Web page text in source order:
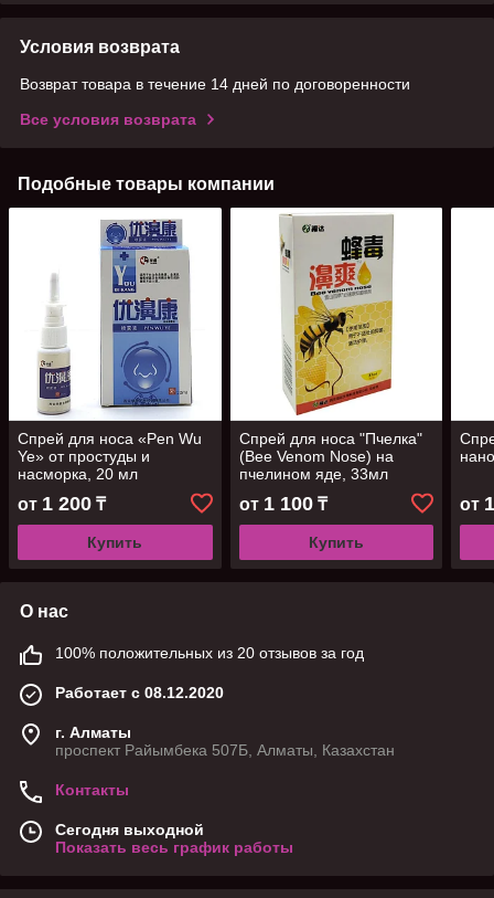
Условия возврата
Возврат товара в течение 14 дней по договоренности
Все условия возврата
Подобные товары компании
Спрей для носа «Pen Wu
Ye» от простуды и
насморка, 20 мл
от 1 200 ₸
Купить
Спрей для носа "Пчелка"
(Bee Venom Nose) на
пчелином яде, 33мл
от 1 100₸
Купить
от
О нас
100% положительных из 20 отзывов за год
Работает с 08.12.2020
г. Алматы
проспект Райымбека 507Б, Алматы, Казахстан
Контакты
Сегодня выходной
Показать весь график работы